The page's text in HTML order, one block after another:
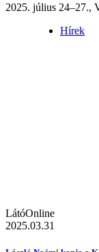
2025. július 24–27.,
Hírek
LátóOnline
2025.03.31